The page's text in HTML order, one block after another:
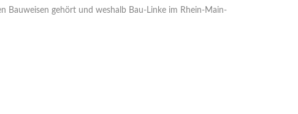
Bauweisen gehört und weshalb Bau-Linke im Rhein-Main-